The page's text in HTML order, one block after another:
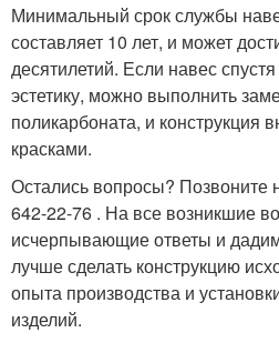
Минимальный срок службы
составляет 10 лет, и может
десятилетий. Если навес
эстетику, можно выполнить
поликарбоната, и конструкция
красками.
Остались вопросы? Позвоните
642-22-76 . На все возникшие
исчерпывающие ответы и
лучше сделать конструкцию
опыта производства и
изделий.